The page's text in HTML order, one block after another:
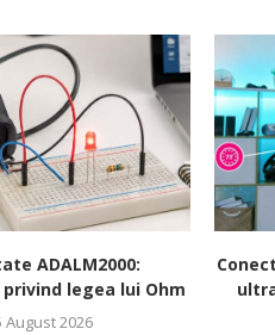
ADALM2000:
legea lui Ohm
August 2026